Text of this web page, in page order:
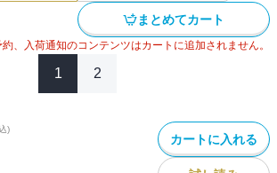
まとめてカート
、入荷通知のコンテンツはカートに追加されません。
1 2
)
カートに入れる